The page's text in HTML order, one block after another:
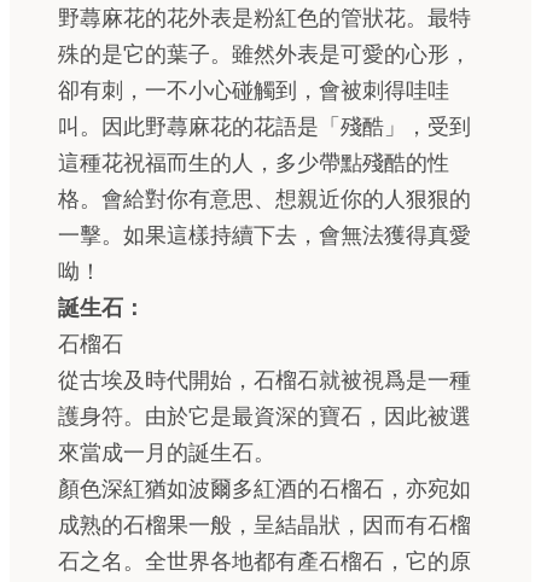
野蕁麻花的花外表是粉紅色的管狀花。最特
殊的是它的葉子。雖然外表是可愛的心形，
卻有刺，一不小心碰觸到，會被刺得哇哇
叫。因此野蕁麻花的花語是「殘酷」，受到
這種花祝福而生的人，多少帶點殘酷的性
格。會給對你有意思、想親近你的人狠狠的
一擊。如果這樣持續下去，會無法獲得真愛
呦！
誕生石：
石榴石
從古埃及時代開始，石榴石就被視爲是一種
護身符。由於它是最資深的寶石，因此被選
來當成一月的誕生石。
顏色深紅猶如波爾多紅酒的石榴石，亦宛如
成熟的石榴果一般，呈結晶狀，因而有石榴
石之名。全世界各地都有產石榴石，它的原